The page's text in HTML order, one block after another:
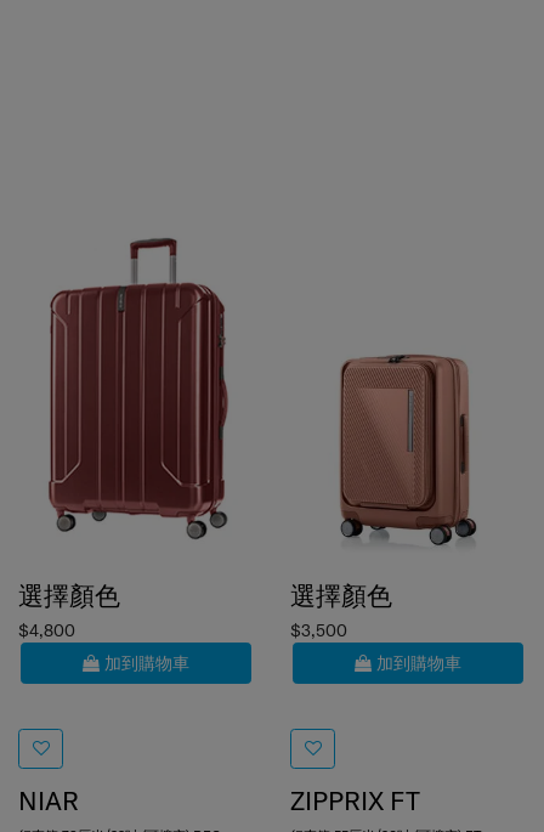
$4,800
加到購物車
NIAR
行李箱 78厘米/29吋 (可擴充) REC
$3,500
加到購物車
ZIPPRIX FT
行李箱 55厘米/20吋 (可擴充) FT